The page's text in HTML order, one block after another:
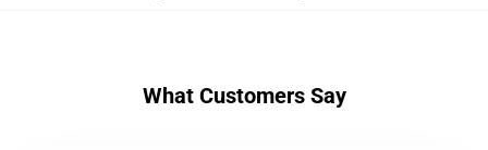
What Customers Say